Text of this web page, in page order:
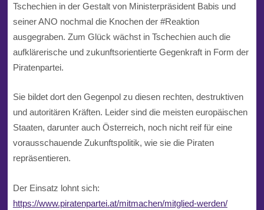
Tschechien in der Gestalt von Ministerpräsident Babis und
seinerANO nochmal die Knochen der #Reaktion
ausgegraben. Zum Glück wächst in Tschechien auch die
aufklärerische und zukunftsorientierte Gegenkraft in Form der
Piratenpartei.
Sie bildet dort den Gegenpol zu diesen rechten, destruktiven
und autoritären Kräften. Leider sind die meisten europäischen
Staaten, darunter auch Österreich, noch nicht reif für eine
vorausschauende Zukunftspolitik, wie sie die Piraten
repräsentieren.
Der Einsatz lohnt sich:
https://www.piratenpartei.at/mitmachen/mitglied-werden/